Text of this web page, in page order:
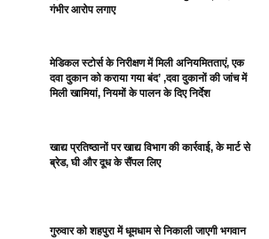
गंभीर आरोप लगाए
मेडिकल स्टोर्स के निरीक्षण में मिली अनियमितताएं, एक
दवा दुकान को कराया गया बंद’ ,दवा दुकानों की जांच में
मिली खामियां, नियमों के पालन के दिए निर्देश
खाद्य प्रतिष्ठानों पर खाद्य विभाग की कार्रवाई, के मार्ट से
ब्रेड, घी और दूध के सैंपल लिए
गुरुवार को शहपुरा में धूमधाम से निकाली जाएगी भगवान